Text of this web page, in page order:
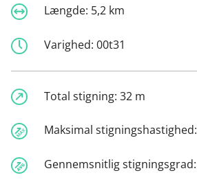
Længde: 5,2 km
Varighed: 00t31
Total stigning: 32 m
Maksimal stigningshastighed:
Gennemsnitlig stigningsgrad: